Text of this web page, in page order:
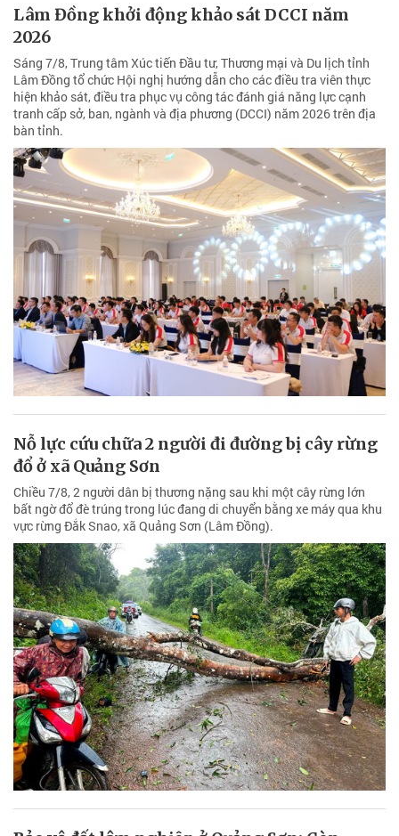
Lâm Đồng khởi động khảo sát DCCI năm
2026
Sáng 7/8, Trung tâm Xúc tiến Đầu tư, Thương mại và Du lịch tỉnh
Lâm Đồng tổ chức Hội nghị hướng dẫn cho các điều tra viên thực
hiện khảo sát, điều tra phục vụ công tác đánh giá năng lực cạnh
tranh cấp sở, ban, ngành và địa phương (DCCI) năm 2026 trên địa
bàn tỉnh.
Nỗ lực cứu chữa 2 người đi đường bị cây rừng
đổ ở xã Quảng Sơn
Chiều 7/8, 2 người dân bị thương nặng sau khi một cây rừng lớn
bất ngờ đổ đè trúng trong lúc đang di chuyển bằng xe máy qua khu
vực rừng Đắk Snao, xã Quảng Sơn (Lâm Đồng).